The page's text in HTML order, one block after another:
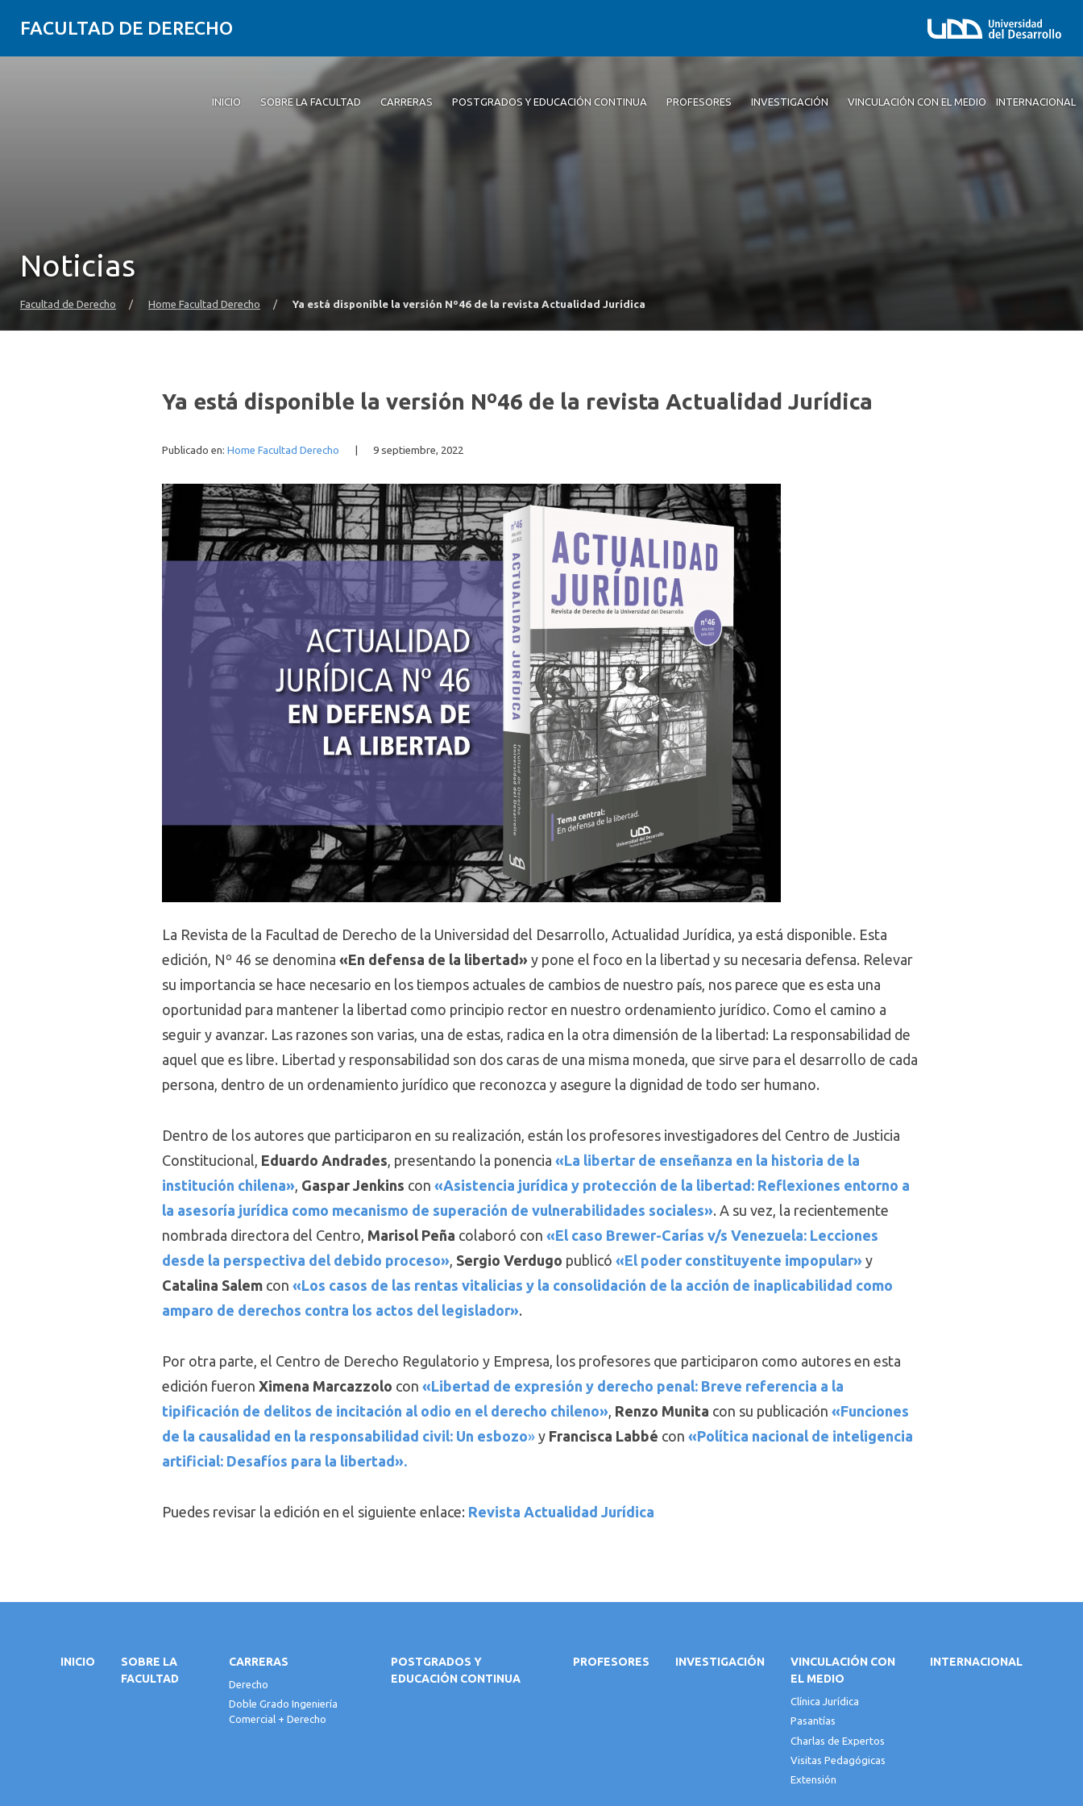
FACULTAD DE DERECHO
INICIO SOBRE LA FACULTAD CARRERAS POSTGRADOS Y EDUCACIÓN CONTINUA PROFESORES INVESTIGACIÓN VINCULACIÓN CON EL MEDIO INTERNACIONAL
Noticias
Facultad de Derecho / Home Facultad Derecho / Ya está disponible la versión Nº46 de la revista Actualidad Jurídica
Ya está disponible la versión Nº46 de la revista Actualidad Jurídica
Publicado en: Home Facultad Derecho 9 septiembre, 2022
La Revista de la Facultad de Derecho de la Universidad del Desarrollo, Actualidad Jurídica, ya está disponible. Esta
edición, Nº 46 se denomina «En defensa de la libertad» y pone el foco en la libertad y su necesaria defensa. Relevar
su importancia se hace necesario en los tiempos actuales de cambios de nuestro país, nos parece que es esta una
oportunidad para mantener la libertad como principio rector en nuestro ordenamiento jurídico. Como el camino a
seguir y avanzar. Las razones son varias, una de estas, radica en la otra dimensión de la libertad: La responsabilidad de
aquel que es libre. Libertad y responsabilidad son dos caras de una misma moneda, que sirve para el desarrollo de cada
persona, dentro de un ordenamiento jurídico que reconozca y asegure la dignidad de todo ser humano.
Dentro de los autores que participaron en su realización, están los profesores investigadores del Centro de Justicia
Constitucional, Eduardo Andrades, presentando la ponencia «La libertar de enseñanza en la historia de la
institución chilena», Gaspar Jenkins con «Asistencia jurídica y protección de la libertad: Reflexiones entorno a
la asesoría jurídica como mecanismo de superación de vulnerabilidades sociales». A su vez, la recientemente
nombrada directora del Centro, Marisol Peña colaboró con «El caso Brewer-Carías v/s Venezuela: Lecciones
desde la perspectiva del debido proceso», Sergio Verdugo publicó «El poder constituyente impopular» y
Catalina Salem con «Los casos de las rentas vitalicias y la consolidación de la acción de inaplicabilidad como
amparo de derechos contra los actos del legislador».
Por otra parte, el Centro de Derecho Regulatorio y Empresa, los profesores que participaron como autores en esta
edición fueron Ximena Marcazzolo con «Libertad de expresión y derecho penal: Breve referencia a la
tipificación de delitos de incitación al odio en el derecho chileno», Renzo Munita con su publicación «Funciones
de la causalidad en la responsabilidad civil: Un esbozo» y Francisca Labbé con «Política nacional de inteligencia
artificial: Desafíos para la libertad».
Puedes revisar la edición en el siguiente enlace: Revista Actualidad Jurídica
INICIO
SOBRE LA
FACULTAD
CARRERAS
Derecho
Doble Grado Ingeniería
Comercial + Derecho
POSTGRADOS Y
EDUCACIÓN CONTINUA
PROFESORES INVESTIGACIÓN
VINCULACIÓN CON
EL MEDIO
Clínica Jurídica
Pasantías
Charlas de Expertos
Visitas Pedagógicas
Extensión
INTERNACIONAL